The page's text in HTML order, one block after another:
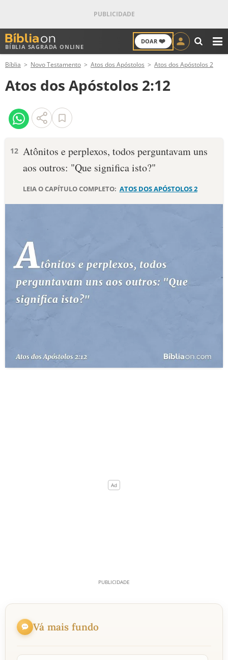
BÍBLIA SAGRADA ONLINE
DOAR ❤️
ANTIGO TESTAMENTO
NOVO TESTAMENTO
VERSÍCULOS
PALAVRA DO DIA
10 MANDAMENTOS
ESTUDOS BÍBLICOS
ESBOÇOS DE PREGAÇÃO
PERGUNTE À BÍBLIA
Bíblia Novo Testamento Atos dos Apóstolos Atos dos Apóstolos 2
Atos dos Apóstolos 2:12
12 Atônitos e perplexos, todos perguntavam uns
aos outros: "Que significa isto?"
LEIA O CAPÍTULO COMPLETO: ATOS DOS APÓSTOLOS 2
Vá mais fundo